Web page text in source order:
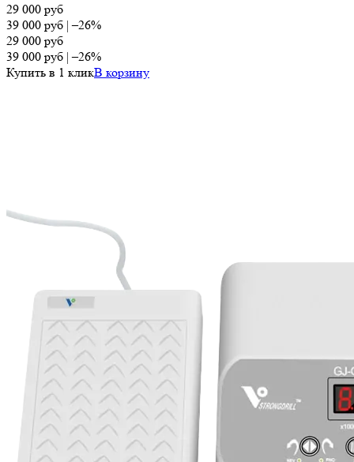
29 000 руб
39 000 руб |–26%
29 000 руб
39 000 руб |–26%
Купить в 1 кликВ корзину